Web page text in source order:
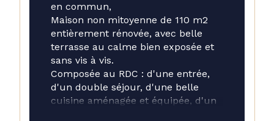
en commun,
Maison non mitoyenne de 110 m2
entièrement rénovée, avec belle
terrasse au calme bien exposée et
sans vis à vis.
Composée au RDC : d'une entrée,
d'un double séjour, d'une belle
cuisine aménagée et équipée, d'un